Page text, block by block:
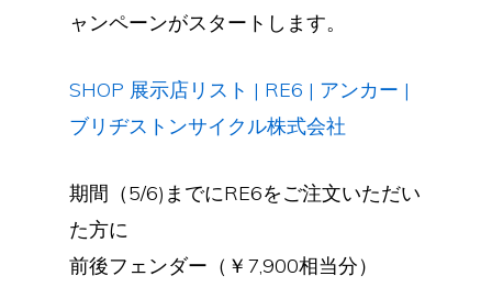
ャンペーンがスタートします。
SHOP 展示店リスト | RE6 | アンカー |
ブリヂストンサイクル株式会社
期間（5/6)までにRE6をご注文いただい
た方に
前後フェンダー（￥7,900相当分）